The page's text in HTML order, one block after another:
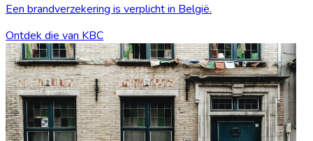
Een brandverzekering is verplicht in België.
Ontdek die van KBC